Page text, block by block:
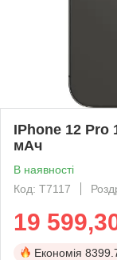
IPhone 12 Pro
мАч
В наявності
Код: T7117
19
Економія